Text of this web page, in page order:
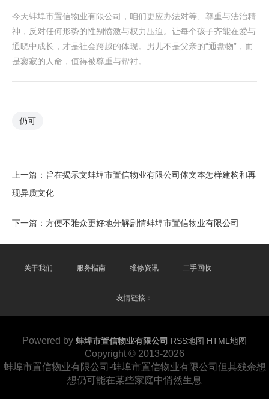
今天蚌埠市置信物业有限公司，咱们更应办法对等、尊重与法治精
神，反对任何形势的性别愤激与权力压迫。让每个孩子齐能在爱与
通晓中成长，才是社会跨越的体现。男儿不是父亲的“通盘物”，而
是寥寂的人命，值得被尊重与帮衬。
仍可
上一篇： 旨在揭示文蚌埠市置信物业有限公司体文本怎样建构和再
现异质文化
下一篇： 方便不雅众更好地分解剧情蚌埠市置信物业有限公司
关于我们 服务指南 维修资讯 二手回收
友情链接：
Powered by 蚌埠市置信物业有限公司 RSS地图 HTML地图
Copyright © 2013-2026
蚌埠市置信物业有限公司-蚌埠市置信物业有限公司但其残余想
想仍可能在某些家庭中悄然生息